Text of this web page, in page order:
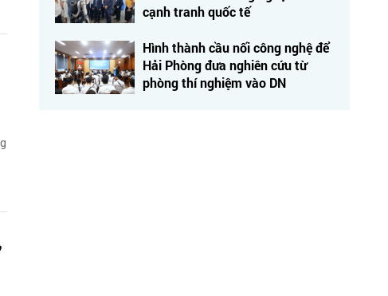
cạnh tranh quốc tế
Hình thành cầu nối công nghệ để
Hải Phòng đưa nghiên cứu từ
phòng thí nghiệm vào DN